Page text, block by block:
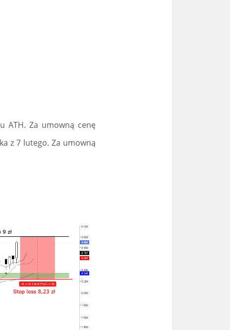
ATH. Za umowną cenę
z 7 lutego. Za umowną